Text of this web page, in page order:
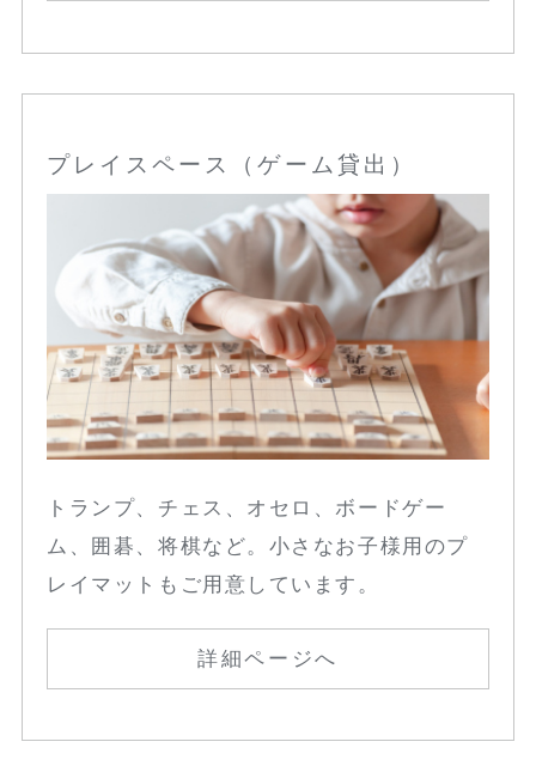
プレイスペース（ゲーム貸出）
トランプ、チェス、オセロ、ボードゲー
ム、囲碁、将棋など。小さなお子様用のプ
レイマットもご用意しています。
詳細ページへ